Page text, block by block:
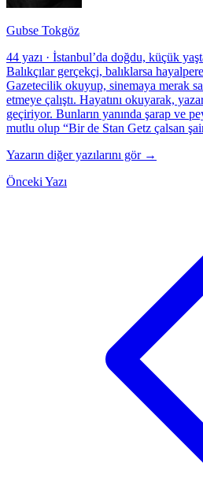
Gubse Tokgöz
44 yazı · İstanbul’da doğdu, küçük
Balıkçılar gerçekçi, balıklarsa
Gazetecilik okuyup, sinemaya merak
etmeye çalıştı. Hayatını okuyarak,
geçiriyor. Bunların yanında şarap ve
mutlu olup “Bir de Stan Getz çalsan
Yazarın diğer yazılarını gör →
Önceki Yazı